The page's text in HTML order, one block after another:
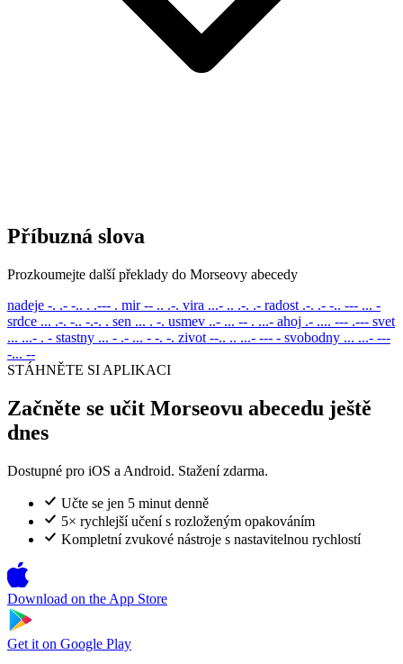
Příbuzná slova
Prozkoumejte další překlady do Morseovy abecedy
nadeje -. .- -.. . .--- . mir -- .. .-. vira ...- .. .-. .- radost .-. .- -.. --- ... -
srdce ... .-. -.. -.-. . sen ... . -. usmev ..- ... -- . ...- ahoj .- .... --- .--- svet
... ...- . - stastny ... - .- ... - -. -. zivot --.. .. ...- --- - svobodny ... ...- ---
-... --
STÁHNĚTE SI APLIKACI
Začněte se učit Morseovu abecedu ještě
dnes
Dostupné pro iOS a Android. Stažení zdarma.
Učte se jen 5 minut denně
5× rychlejší učení s rozloženým opakováním
Kompletní zvukové nástroje s nastavitelnou rychlostí
Download on the App Store
Get it on Google Play